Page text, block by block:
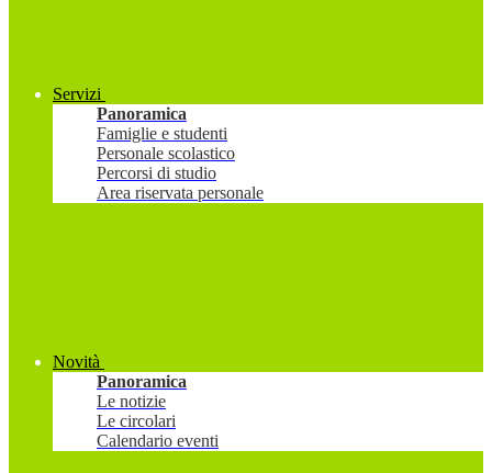
Servizi
Panoramica
Famiglie e studenti
Personale scolastico
Percorsi di studio
Area riservata personale
Novità
Panoramica
Le notizie
Le circolari
Calendario eventi